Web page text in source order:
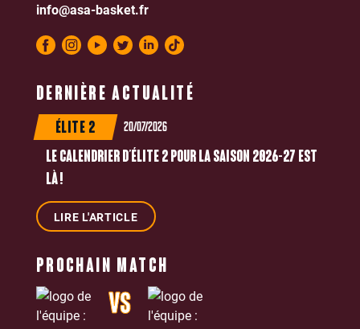
DERNIÈRE ACTUALITÉ
ÉLITE 2 20/07/2026
LE CALENDRIER D’ÉLITE 2 POUR LA SAISON 2026-27 EST
LÀ !
LIRE L'ARTICLE
info@asa-basket.fr
PROCHAIN MATCH
VS